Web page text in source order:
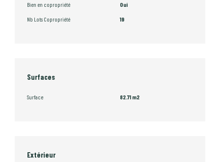
Bien en copropriété Oui
Nb Lots Copropriété 19
Surfaces
Surface 82.71 m2
Extérieur